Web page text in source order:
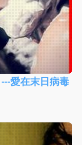
愛在末日病毒